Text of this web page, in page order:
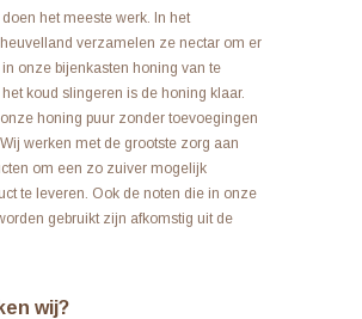
het meeste werk. In het
verzamelen ze nectar om er
onze bijenkasten honing van te
koud slingeren is de honing klaar.
honing puur zonder toevoegingen
werken met de grootste zorg aan
om een zo zuiver mogelijk
te leveren. Ook de noten die in onze
gebruikt zijn afkomstig uit de
wij?